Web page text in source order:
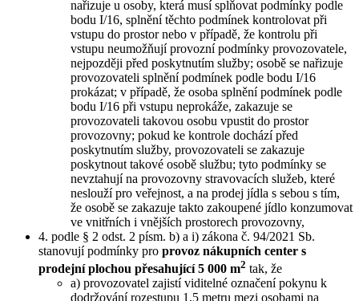
nařizuje u osoby, která musí splňovat podmínky podle
bodu I/16, splnění těchto podmínek kontrolovat při
vstupu do prostor nebo v případě, že kontrolu při
vstupu neumožňují provozní podmínky provozovatele,
nejpozději před poskytnutím služby; osobě se nařizuje
provozovateli splnění podmínek podle bodu I/16
prokázat; v případě, že osoba splnění podmínek podle
bodu I/16 při vstupu neprokáže, zakazuje se
provozovateli takovou osobu vpustit do prostor
provozovny; pokud ke kontrole dochází před
poskytnutím služby, provozovateli se zakazuje
poskytnout takové osobě službu; tyto podmínky se
nevztahují na provozovny stravovacích služeb, které
neslouží pro veřejnost, a na prodej jídla s sebou s tím,
že osobě se zakazuje takto zakoupené jídlo konzumovat
ve vnitřních i vnějších prostorech provozovny,
4. podle § 2 odst. 2 písm. b) a i) zákona č. 94/2021 Sb.
stanovují podmínky pro provoz nákupních center s
prodejní plochou přesahující 5 000 m2 tak, že
a) provozovatel zajistí viditelné označení pokynu k
dodržování rozestupu 1,5 metru mezi osobami na